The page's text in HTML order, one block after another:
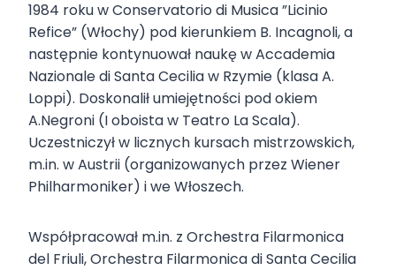
1984 roku w Conservatorio di Musica ”Licinio
Refice” (Włochy) pod kierunkiem B. Incagnoli, a
następnie kontynuował naukę w Accademia
Nazionale di Santa Cecilia w Rzymie (klasa A.
Loppi). Doskonalił umiejętności pod okiem
A.Negroni (I oboista w Teatro La Scala).
Uczestniczył w licznych kursach mistrzowskich,
m.in. w Austrii (organizowanych przez Wiener
Philharmoniker) i we Włoszech.
Współpracował m.in. z Orchestra Filarmonica
del Friuli, Orchestra Filarmonica di Santa Cecilia